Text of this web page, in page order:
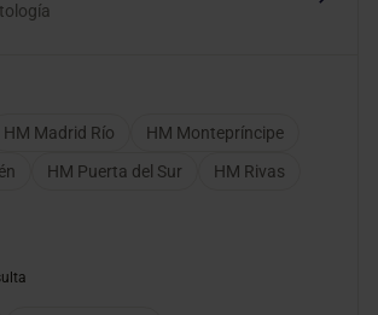
HM Madrid Río
HM Montepríncipe
HM Puerta del Sur HM Rivas